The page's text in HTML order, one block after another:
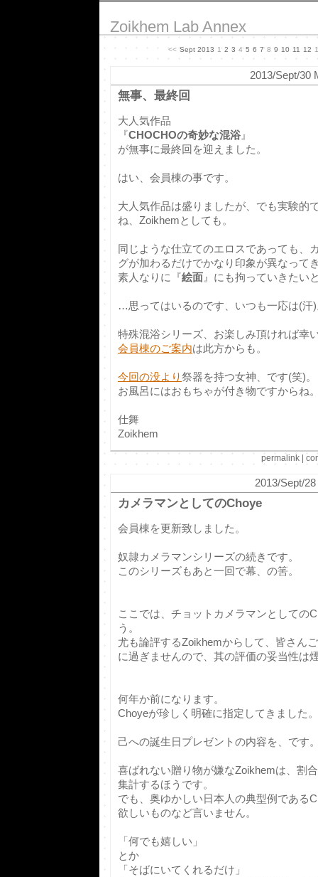
Zoikhem Lab Annex
<< Sept 2013 1 2 3 4 5 6 7 8 9 10 11 12
2013/Sept/30
無事、最終回
大人気作品
『CHOCHOの奇妙な混浴 』
が無事に最終回を迎えました。
はい、会員棟の事です。
大人気作品は盛りましたが、でも実験的
ね、Zoikhemとしても。
同じような仕立てのエロスであっても、
グが加わるだけでかなり印象が異なって
素人なりに『絵面 』にも拘っていきたい
…思ってはいるのです、いつも一応は(汗
特殊混浴シリーズ、お楽しみ頂ければ幸
会員棟のご案内は此方からも。
今回の没より祭器を持つ女神、です(笑)。
お風呂にはおもちゃが付き物ですからね
仕舞
Zoikhem
permalink
2013/Sept/
カメラマンとしてのChoye
会員棟を更新致しました。
奴隷カメラマンシリーズの続きです。
このシリーズもあと一回で幕、の筈。
ここでは、チョットカメラマンとしての
う。
尤も論評するZoikhemからして、皆さん
に過ぎませんので、其の評価の妥当性は
何年か前になります。
Choyeが珍しく明確に指定してきました。
己への誕生日プレゼントの内容を、です
喜ばれない贈り物が嫌なZoikhemは、割
集計するほうです。
でも、奥ゆかしい日本人の典型例である
欲しいものなど言いません。
「何でも嬉しい」
とか
「そばにいてくれるだけ」